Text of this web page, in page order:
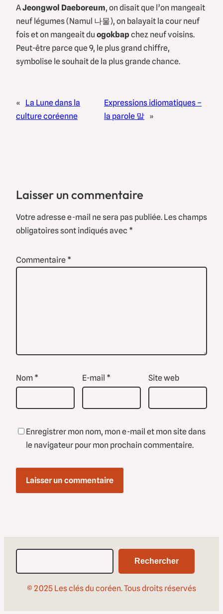
AJeongwol Daeboreum, on disait que l’on mangeait
neuf légumes (Namul 나물), on balayait la cour neuf
fois et on mangeait du ogokbapchez neuf voisins.
Peut-être parce que 9, le plus grand chiffre,
symbolise le souhait de la plus grande chance.
«
La Lune dans la
culture coréenne
Expressions idiomatiques –
la parole 말 »
Laisser un commentaire
Votre adresse e-mail ne sera pas publiée. Les champs
obligatoires sont indiqués avec *
Commentaire *
Nom * E-mail * Site web
Enregistrer mon nom, mon e-mail et mon site dans
le navigateur pour mon prochain commentaire.
Rechercher
© 2025 Les clés du coréen. Tous droits réservés